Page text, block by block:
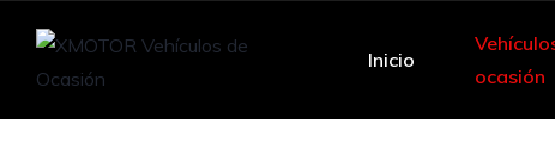
Inicio
ocasión